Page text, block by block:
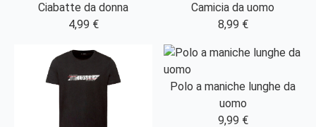
Ciabatte da donna
4,99 €
Camicia da uomo
8,99 €
Polo a maniche lunghe da
uomo
9,99 €